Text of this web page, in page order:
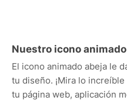
Nuestro icono
El icono animado abeja le
tu diseño. ¡Mira lo
tu página web, aplicación